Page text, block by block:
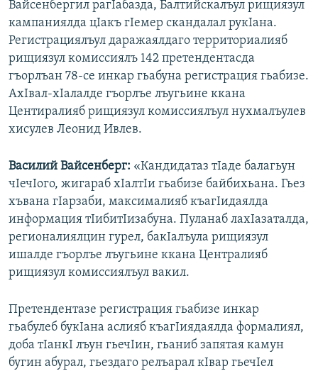
Вайсенбергил рагIабазда, Балтийскалъул рищиязул
кампаниялда цIакъ гIемер скандалал рукIана.
Регистрациялъул даражаялдаго территориалияб
рищиязул комиссиялъ 142 претендентасда
гъорлъан 78-се инкар гьабуна регистрация гьабизе.
АхIвал-хIалалде гъорлъе лъугьине ккана
Центиралияб рищиязул комиссиялъул нухмалъулев
хисулев Леонид Ивлев.
Василий Вайсенберг: «Кандидатаз тIаде балагьун
чIечIого, жигараб хIалтIи гьабизе байбихьана. Гьез
хъвана гIарзаби, максималияб къагIидаялда
информация тIибитIизабуна. Пуланаб лахIазаталда,
регионалиялцин гурел, бакIалъула рищиязул
ишалде гъорлъе лъугьине ккана Централияб
рищиязул комиссиялъул вакил.
Претендентазе регистрация гьабизе инкар
гьабулеб букIана аслияб къагIиядаялда формалиял,
доба тIанкI лъун гьечIин, гьаниб запятая камун
бугин абурал, гьездаго релъарал кIвар гьечIел